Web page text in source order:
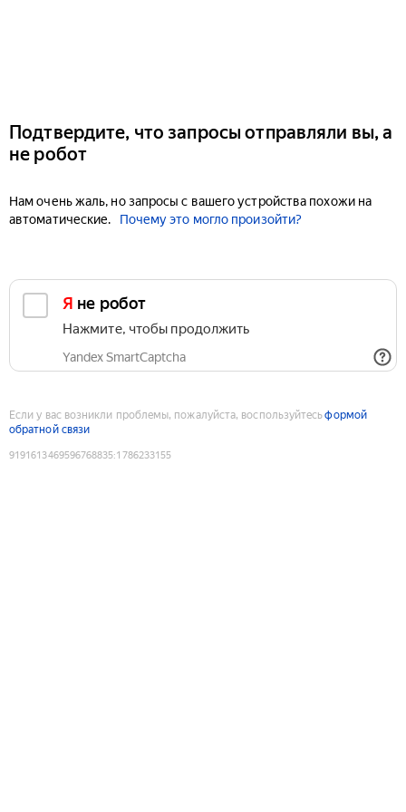
Подтвердите, что запросы отправляли вы, а
не робот
Нам очень жаль, но запросы с вашего устройства похожи на
автоматические.
Почему это могло произойти?
Я не робот
Нажмите, чтобы продолжить
Yandex SmartCaptcha
Если у вас возникли проблемы, пожалуйста, воспользуйтесьформой
обратной связи
9191613469596768835:1786233155